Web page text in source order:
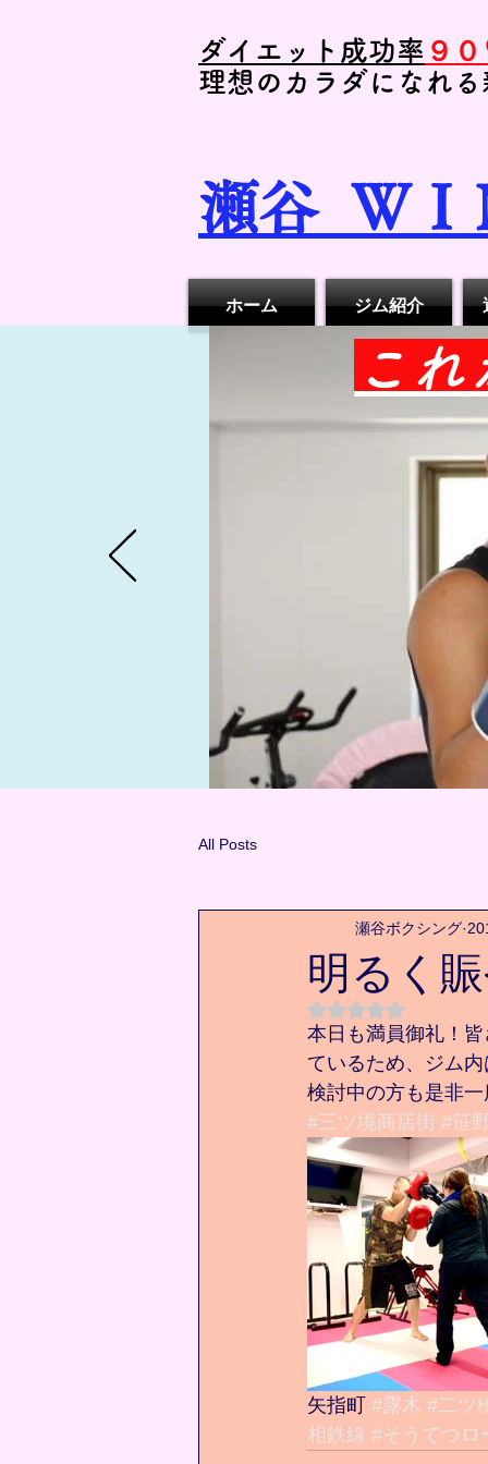
ダイエット成功率 ９
理想のカラダになれ
瀬谷 ＷＩ
ホーム ジム紹介
こ
All Posts
明るく
瀬谷ボクシング
5つ星のうちNaN
本日も満員御礼！
ているため、ジム
検討中の方も是非
#三ツ境商店街 #笹
矢指町 #露木 #二ツ
相鉄線 #そうてつロ